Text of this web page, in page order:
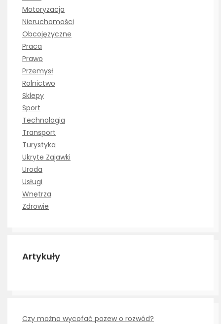
Motoryzacja
Nieruchomości
Obcojęzyczne
Praca
Prawo
Przemysł
Rolnictwo
Sklepy
Sport
Technologia
Transport
Turystyka
Ukryte Zajawki
Uroda
Usługi
Wnętrza
Zdrowie
Artykuły
Czy można wycofać pozew o rozwód?